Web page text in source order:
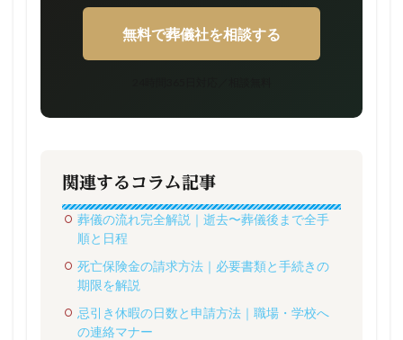
無料で葬儀社を相談する
関連するコラム記事
葬儀の流れ完全解説｜逝去〜葬儀後まで全手
順と日程
死亡保険金の請求方法｜必要書類と手続きの
期限を解説
忌引き休暇の日数と申請方法｜職場・学校へ
の連絡マナー